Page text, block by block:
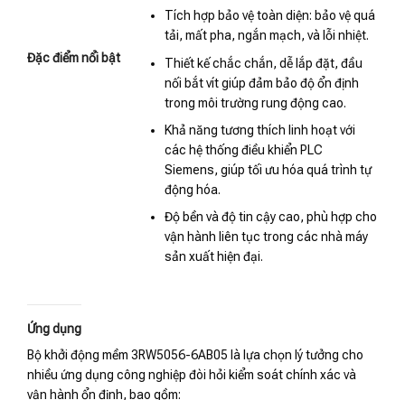
Đặc điểm nổi bật
Tích hợp bảo vệ toàn diện: bảo vệ quá
tải, mất pha, ngắn mạch, và lỗi nhiệt.
Thiết kế chắc chắn, dễ lắp đặt, đầu
nối bắt vít giúp đảm bảo độ ổn định
trong môi trường rung động cao.
Khả năng tương thích linh hoạt với
các hệ thống điều khiển PLC
Siemens, giúp tối ưu hóa quá trình tự
động hóa.
Độ bền và độ tin cậy cao, phù hợp cho
vận hành liên tục trong các nhà máy
sản xuất hiện đại.
Ứng dụng
Bộ khởi động mềm 3RW5056-6AB05 là lựa chọn lý tưởng cho
nhiều ứng dụng công nghiệp đòi hỏi kiểm soát chính xác và
vận hành ổn định, bao gồm: